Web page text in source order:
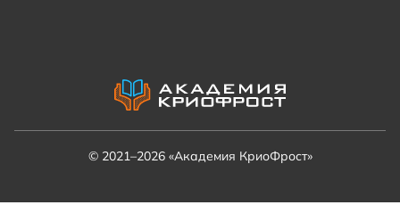
© 2021–2026 «Академия КриоФрост»